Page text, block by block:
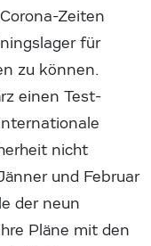
Zeiten
für
zu können.
einen Test-
nicht
und Februar
der neun
Pläne mit den